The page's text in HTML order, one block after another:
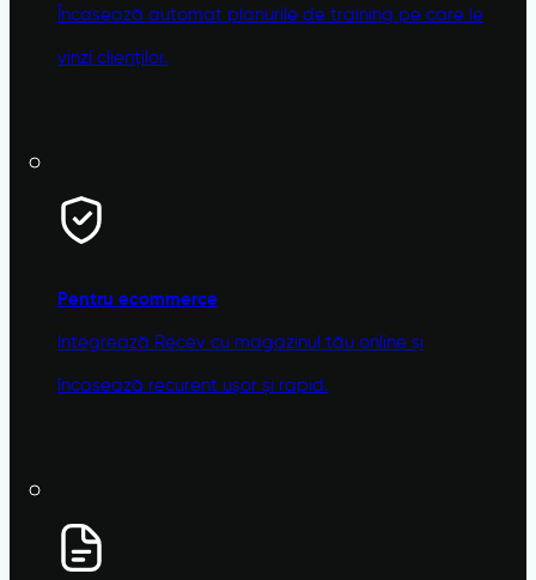
Încasează automat planurile de training pe care le
vinzi clienților.
Pentru ecommerce
Integrează Recev cu magazinul tău online și
încasează recurent ușor și rapid.